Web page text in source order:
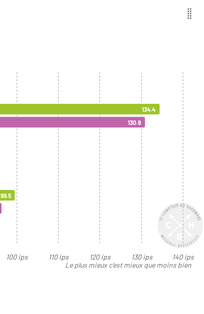
Le plus mieux c'est mieux que moins bien
100 ips 110 ips 120 ips 130 ips 140 ips
134.4
99.5
130.9